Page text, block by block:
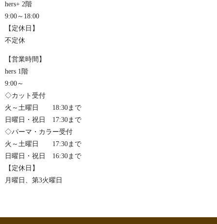
hers+ 2階
9:00～18:00
【定休日】
不定休
【営業時間】
hers 1階
9:00～
◇カット受付
火～土曜日 18:30まで
日曜日・祝日 17:30まで
◇パーマ・カラー受付
火～土曜日 17:30まで
日曜日・祝日 16:30まで
【定休日】
月曜日、第3火曜日